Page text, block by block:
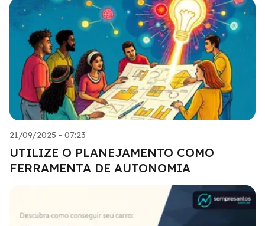
21/09/2025 - 07:23
UTILIZE O PLANEJAMENTO COMO
FERRAMENTA DE AUTONOMIA